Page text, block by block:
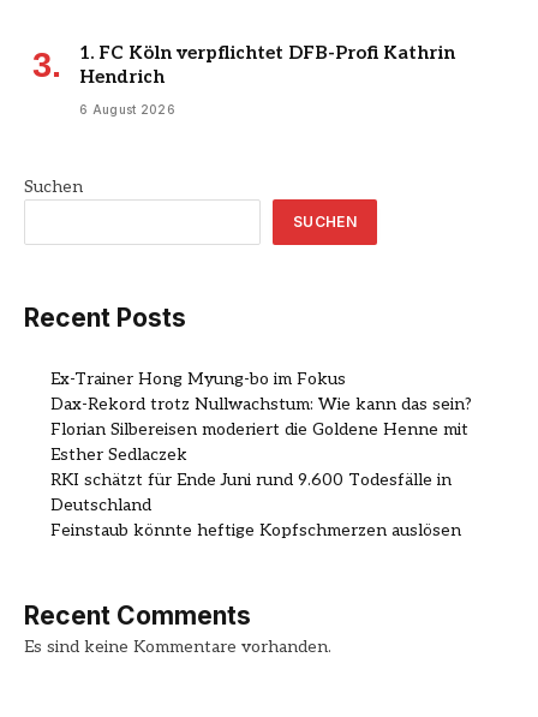
1. FC Köln verpflichtet DFB-Profi Kathrin
Hendrich
6 August 2026
Suchen
SUCHEN
Recent Posts
Ex-Trainer Hong Myung-bo im Fokus
Dax-Rekord trotz Nullwachstum: Wie kann das sein?
Florian Silbereisen moderiert die Goldene Henne mit
Esther Sedlaczek
RKI schätzt für Ende Juni rund 9.600 Todesfälle in
Deutschland
Feinstaub könnte heftige Kopfschmerzen auslösen
Recent Comments
Es sind keine Kommentare vorhanden.